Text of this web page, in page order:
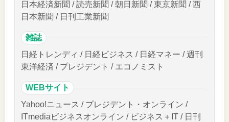
日本経済新聞 / 読売新聞 / 朝日新聞 / 東京新聞 / 西
日本新聞 / 日刊工業新聞
雑誌
日経トレンディ / 日経ビジネス / 日経マネー / 週刊
東洋経済 / プレジデント / エコノミスト
WEBサイト
Yahoo!ニュース / プレジデント・オンライン /
ITmediaビジネスオンライン / ビジネス＋IT / 日刊